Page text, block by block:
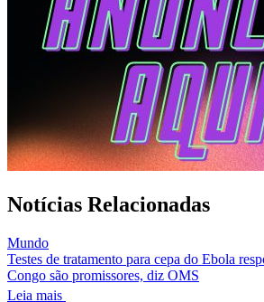
Notícias Relacionadas
Mundo
Testes de tratamento para cepa do Ebola
Congo são promissores, diz OMS
Leia mais